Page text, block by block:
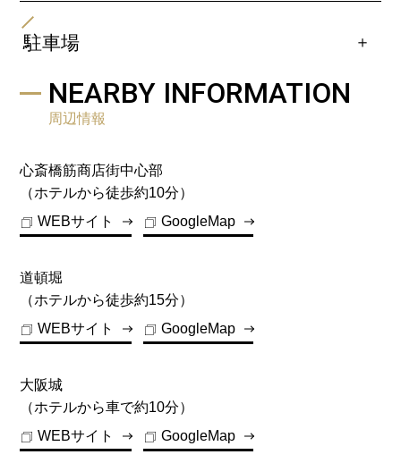
分、「難波駅」よりOsaka Metro(地下鉄)御堂筋線「心
斎橋駅」まで約5分、下車徒歩約3分
分、「難波駅」よりOsaka Metro(地下鉄)御堂筋線「心
斎橋駅」まで約5分、下車徒歩約3分
・阪神高速１号環状線「本町出口」で降りて進行方向直
進、中央大通り交差点を右折して直進後、御堂筋を左
すぐがホテルです。
・神戸方面よりお越しの場合
大通りを進行方向に直進、御堂筋を左折、直進して南船
場3北の交差点を左折いただくと左手すぐがホテルで
す。
駐車場 ＋
います。
【場所】
心斎橋大陽ビル駐車場(機械式立体駐車場)
(当ホテルから徒歩2分圏内)
<所在地> 大阪市中央区南船場3-11-10
【営業時間】
7:30～23:00（営業時間外の入出庫は出来かねます
【車両制限】
1.55m 重量1.6t
NEARBY INFORMATION
周辺情報
心斎橋筋商店街中心部
（ホテルから徒歩約10分）
WEBサイト
GoogleMap
道頓堀
（ホテルから徒歩約15分）
WEBサイト
GoogleMap
大阪城
（ホテルから車で約10分）
WEBサイト
GoogleMap